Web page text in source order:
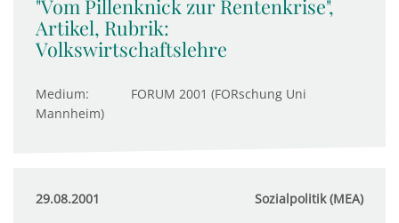
"Vom Pillenknick zur Rentenkrise",
Artikel, Rubrik:
Volkswirtschaftslehre
Medium:
FORUM 2001 (FORschung Uni
Mannheim)
29.08.2001 Sozialpolitik (MEA)